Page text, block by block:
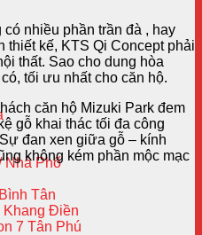
Nhà Phố
Tân
Khang Điền
7 Tân Phú
nhiều phần trần đà , hay
thiết kế, KTS Qi Concept phải
thất. Sao cho dung hòa
tối ưu nhất cho căn hộ.
căn hộ Mizuki Park đem
gỗ khai thác tối đa công
đan xen giữa gỗ – kính
không kém phần mộc mạc